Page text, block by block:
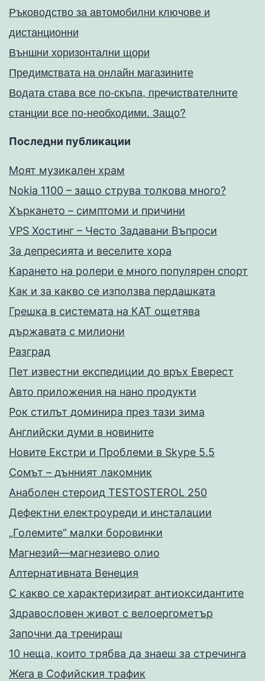
Ръководство за автомобилни ключове и
дистанционни
Външни хоризонтални щори
Предимствата на онлайн магазините
Водата става все по-скъпа, пречиствателните
станции все по-необходими. Защо?
Последни публикации
Моят музикален храм
Nokia 1100 – защо струва толкова много?
Хъркането – симптоми и причини
VPS Хостинг – Често Задавани Въпроси
За депресията и веселите хора
Карането на ролери е много популярен спорт
Как и за какво се използва пердашката
Грешка в системата на КАТ ощетява
държавата с милиони
Разград
Пет известни експедиции до връх Еверест
Авто приложения на нано продукти
Рок стилът доминира през тази зима
Английски думи в новините
Новите Екстри и Проблеми в Skype 5.5
Сомът – дънният лакомник
Анаболен стероид TESTOSTEROL 250
Дефектни електроуреди и инсталации
„Големите“ малки боровинки
Магнезий—магнезиево олио
Алтернативната Венеция
С какво се характеризират антиоксидантите
Здравословен живот с велоергометър
Запoчни да тренираш
10 неща, които трябва да знаеш за стречинга
Жега в Софийския трафик